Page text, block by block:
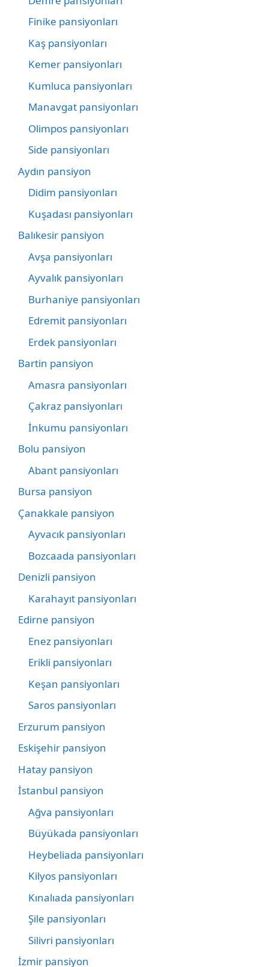
Finike pansiyonları
Kaş pansiyonları
Kemer pansiyonları
Kumluca pansiyonları
Manavgat pansiyonları
Olimpos pansiyonları
Side pansiyonları
Aydın pansiyon
Didim pansiyonları
Kuşadası pansiyonları
Balıkesir pansiyon
Avşa pansiyonları
Ayvalık pansiyonları
Burhaniye pansiyonları
Edremit pansiyonları
Erdek pansiyonları
Bartin pansiyon
Amasra pansiyonları
Çakraz pansiyonları
İnkumu pansiyonları
Bolu pansiyon
Abant pansiyonları
Bursa pansiyon
Çanakkale pansiyon
Ayvacık pansiyonları
Bozcaada pansiyonları
Denizli pansiyon
Karahayıt pansiyonları
Edirne pansiyon
Enez pansiyonları
Erikli pansiyonları
Keşan pansiyonları
Saros pansiyonları
Erzurum pansiyon
Eskişehir pansiyon
Hatay pansiyon
İstanbul pansiyon
Ağva pansiyonları
Büyükada pansiyonları
Heybeliada pansiyonları
Kilyos pansiyonları
Kınalıada pansiyonları
Şile pansiyonları
Silivri pansiyonları
İzmir pansiyon